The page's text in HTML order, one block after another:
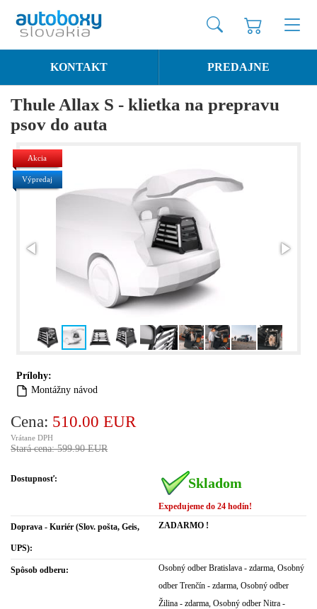
KONTAKT PREDAJNE
Thule Allax S - klietka na prepravu
psov do auta
Akcia
Výpredaj
Prílohy:
Montážny návod
Cena: 510.00 EUR
Vrátane DPH
Stará cena: 599.90 EUR
Dostupnosť: Skladom
Expedujeme do 24 hodín!
Doprava - Kuriér (Slov. pošta, Geis,
UPS):
ZADARMO !
Spôsob odberu:
Osobný odber Bratislava - zdarma, Osobný
odber Trenčín - zdarma, Osobný odber
Žilina - zdarma, Osobný odber Nitra -